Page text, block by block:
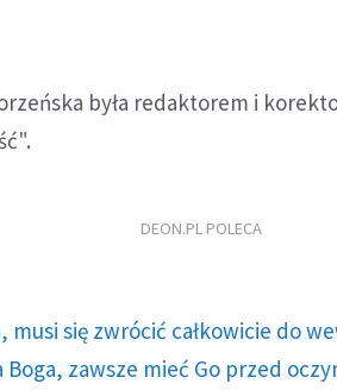
była redaktorem i
DEON.PL POLECA
musi się zwrócić całkowicie do
zawsze mieć Go przed